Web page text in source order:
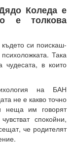
Коледа е
е толкова
си поискаш-
Така
чудесата, в които
на БАН
не е какво точно
неща им говорят
спокойни,
че родителят